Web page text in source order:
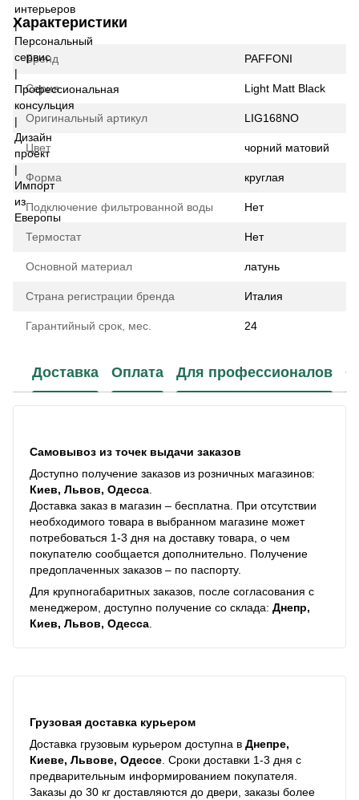
Характеристики
Бренд PAFFONI
Серия Light Matt Black
Оригинальный артикул LIG168NO
Цвет чорний матовий
Форма круглая
Подключение фильтрованной воды Нет
Термостат Нет
Основной материал латунь
Страна регистрации бренда Италия
Гарантийный срок, мес. 24
Доставка Оплата Для профессионалов
Самовывоз из точек выдачи заказов
Доступно получение заказов из розничных магазинов:
Киев, Львов, Одесса
Доставка заказ в магазин – бесплатна. При отсутствии
необходимого товара в выбранном магазине может
потребоваться 1-3 дня на доставку товара, о чем
покупателю сообщается дополнительно. Получение
предоплаченных заказов – по паспорту.
Для крупногабаритных заказов, после согласования с
менеджером, доступно получение со склада: Днепр,
Киев, Львов, Одесса
Грузовая доставка курьером
Доставка грузовым курьером доступна в Днепре,
Киеве, Львове, Одессе . Сроки доставки 1-3 дня с
предварительным информированием покупателя.
Заказы до 30 кг доставляются до двери, заказы более